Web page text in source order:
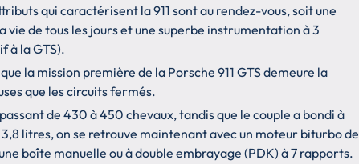
qui caractérisent la 911 sont au rendez-vous, soit une
vie de tous les jours et une superbe instrumentation à 3
à la GTS).
la mission première de la Porsche 911 GTS demeure la
que les circuits fermés.
de 430 à 450 chevaux, tandis que le couple a bondi à
litres, on se retrouve maintenant avec un moteur biturbo de
boîte manuelle ou à double embrayage (PDK) à 7 rapports.